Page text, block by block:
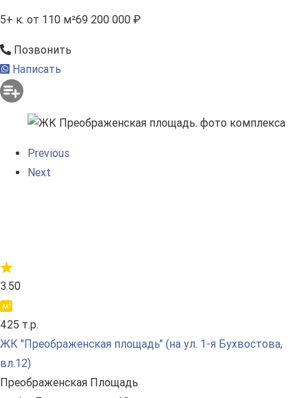
5+ к. от 110 м²69 200 000 ₽
Позвонить
Написать
Previous
Next
3.50
425 т.р.
ЖК "Преображенская площадь" (на ул. 1-я Бухвостова,
вл.12)
Преображенская Площадь